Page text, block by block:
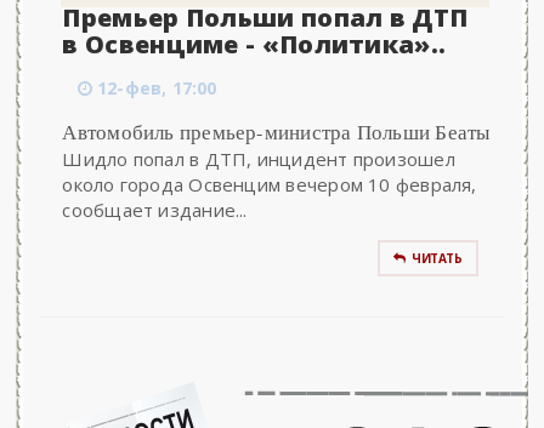
Премьер Польши попал в ДТП
в Освенциме - «Политика»..
12-фев, 17:00
Автомобиль премьер-министра Польши Беаты
Шидло попал в ДТП, инцидент произошел
около города Освенцим вечером 10 февраля,
сообщает издание...
ЧИТАТЬ